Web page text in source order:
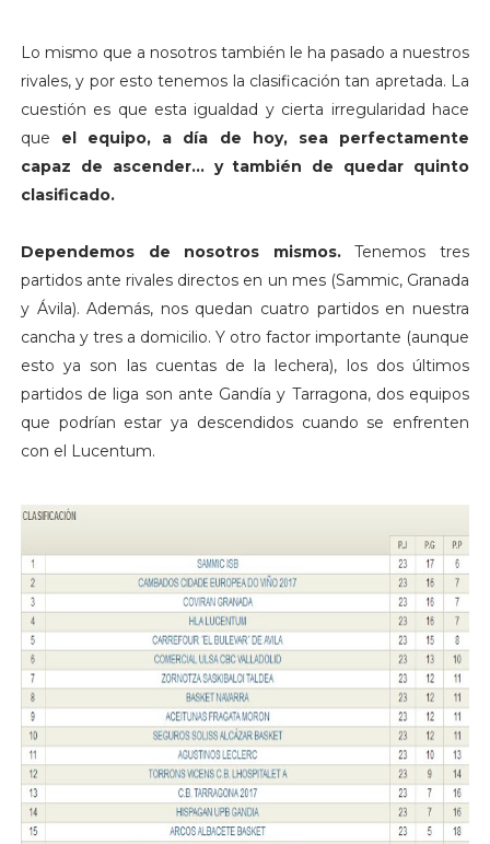
Lo mismo que a nosotros también le ha pasado a nuestros
rivales, y por esto tenemos la clasificación tan apretada. La
cuestión es que esta igualdad y cierta irregularidad hace
que el equipo, a día de hoy, sea perfectamente
capaz de ascender... y también de quedar quinto
clasificado.
Dependemos de nosotros mismos.Tenemos tres
partidos ante rivales directos en un mes (Sammic, Granada
y Ávila). Además, nos quedan cuatro partidos en nuestra
cancha y tres a domicilio. Y otro factor importante (aunque
esto ya son las cuentas de la lechera), los dos últimos
partidos de liga son ante Gandía y Tarragona, dos equipos
que podrían estar ya descendidos cuando se enfrenten
con el Lucentum.